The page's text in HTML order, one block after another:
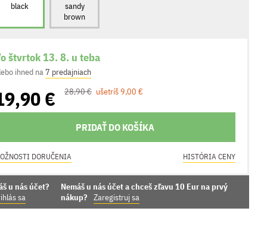
black
sandy
brown
štvrtok 13. 8. u teba
ihned na7 predajniach
€ 28,90 € ušetríš 9,00 €
PRIDAŤ DO KOŠÍKA
DORUČENIA HISTÓRIA CENY
u nás účet?
sa
Nemáš u nás účet a chceš zľavu 10 Eur na prvý
nákup?
Zaregistruj sa